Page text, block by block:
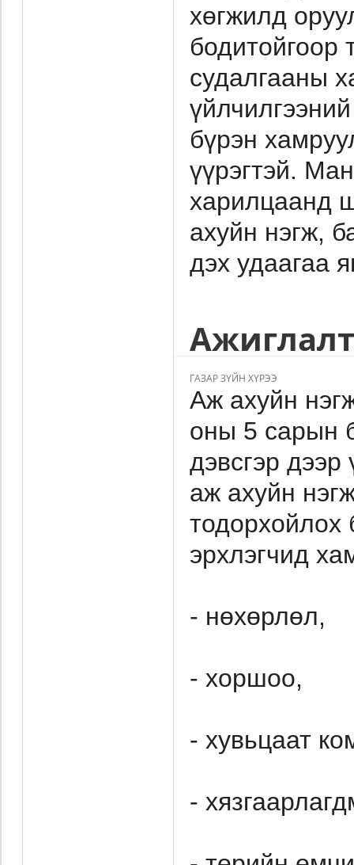
хөгжилд
бодитойгоор
судалгааны
бүрэн
үүрэгтэй.
харилцаанд
ахуйн нэгж,
дэх удаагаа
ГАЗАР ЗҮЙН ХҮРЭЭ
Аж ахуйн
оны 5 сарын
дэвсгэр
аж ахуйн
тодорхойлох
эрхлэгчид
- нөхөрлөл,
- хоршоо,
- хувьцаат
-